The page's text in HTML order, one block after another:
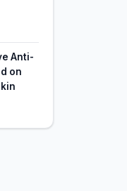
Anti-
on